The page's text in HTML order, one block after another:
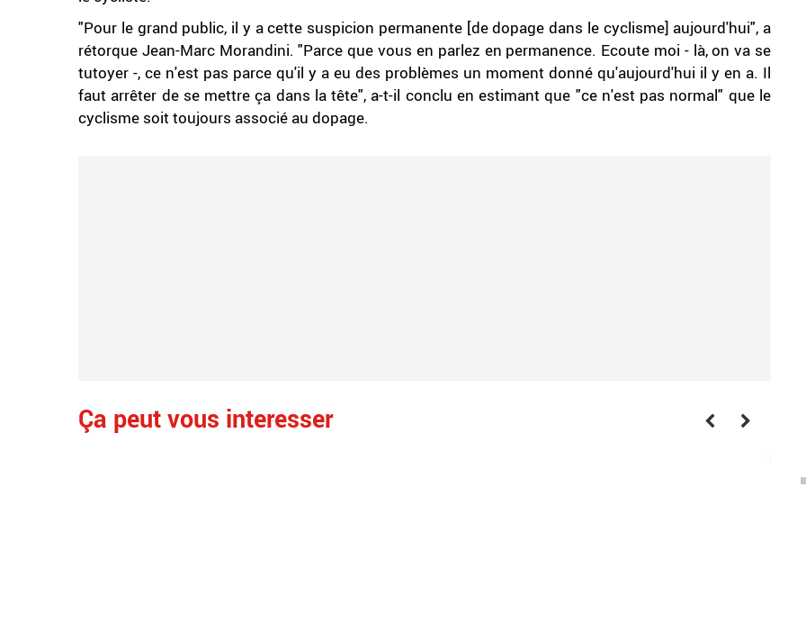
"Pour le grand public, il y a cette suspicion permanente [de dopage dans le cyclisme] aujourd'hui", a
rétorque Jean-Marc Morandini. "Parce que vous en parlez en permanence. Ecoute moi - là, on va se
tutoyer -, ce n'est pas parce qu'il y a eu des problèmes un moment donné qu'aujourd'hui il y en a. Il
faut arrêter de se mettre ça dans la tête", a-t-il conclu en estimant que "ce n'est pas normal" que le
cyclisme soit toujours associé au dopage.
Ça peut vous interesser